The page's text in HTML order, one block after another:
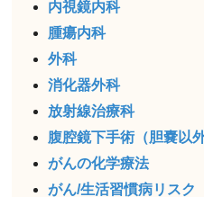
内視鏡内科
腫瘍内科
外科
消化器外科
放射線治療科
腹腔鏡下手術（胆嚢以
がんの化学療法
がん/生活習慣病リスク